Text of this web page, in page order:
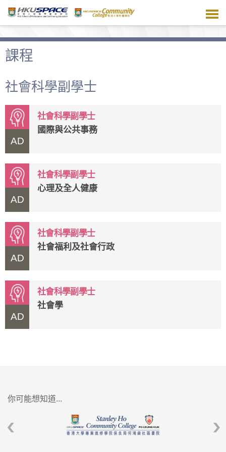
主
容課程
社會科學副學士
AD
社會科學副學士
國際與公共事務
AD
社會科學副學士
心理及全人健康
AD
社會科學副學士
社會福利及社會行政
AD
社會科學副學士
社會學
你可能想知道...